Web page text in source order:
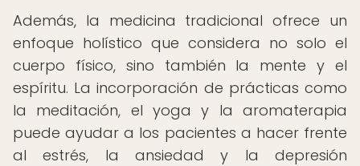
Además, la medicina tradicional ofrece un
enfoque holístico que considera no solo el
cuerpo físico, sino también la mente y el
espíritu. La incorporación de prácticas como
la meditación, el yoga y la aromaterapia
puede ayudar a los pacientes a hacer frente
al estrés, la ansiedad y la depresión